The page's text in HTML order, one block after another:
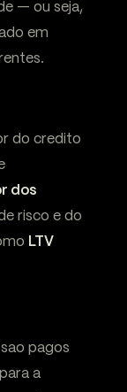
— ou seja,
em
do credito
dos
risco e do
LTV
pagos
a